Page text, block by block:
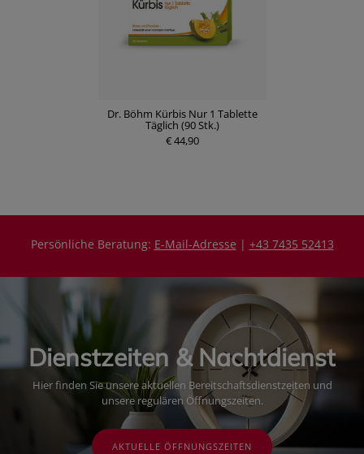
Dr. Böhm Kürbis Nur 1 Tablette
Täglich (90 Stk.)
€ 44,90
Persönliche Beratung: E-Mail-Adresse | +43 7435 52413
Dienstzeiten & Nachtdienst
Hier finden Sie unsere aktuellen Bereitschaftsdienstzeiten und
unsere regulären Öffnungszeiten.
AKTUELLE ÖFFNUNGSZEITEN